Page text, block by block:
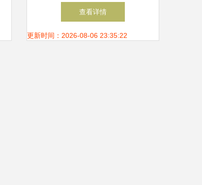
司简介发布模板图片设计素材
高清下载 19.52mb 企业宣传
查看详情
更新时间：2026-08-06 23:35:22